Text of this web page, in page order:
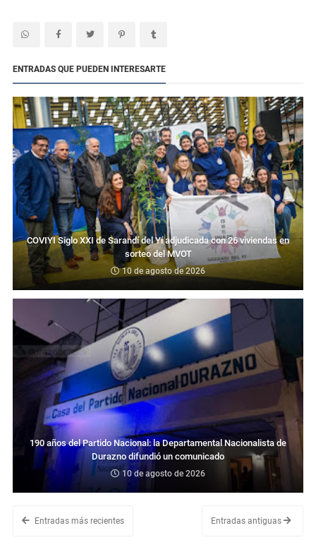
ENTRADAS QUE PUEDEN INTERESARTE
COVIYI Siglo XXI de Sarandí del Yí adjudicada con 26 viviendas en
sorteo del MVOT
10 de agosto de 2026
190 años del Partido Nacional: la Departamental Nacionalista de
Durazno difundió un comunicado
10 de agosto de 2026
Entradas más recientes Entradas antiguas